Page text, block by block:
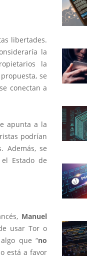
libertades.
la
la
se
conectan a
apunta a la
podrían
Además, se
Estado de
Manuel
usar Tor o
que “no
está a favor